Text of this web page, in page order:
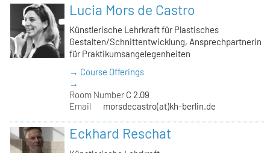
Lucia Mors de Castro
Künstlerische Lehrkraft für Plastisches
Gestalten/Schnittentwicklung, Ansprechpartnerin
für Praktikumsangelegenheiten
→ Course Offerings
→
Room Number C 2.09
Email
morsdecastro(at)kh-berlin.de
Eckhard Reschat